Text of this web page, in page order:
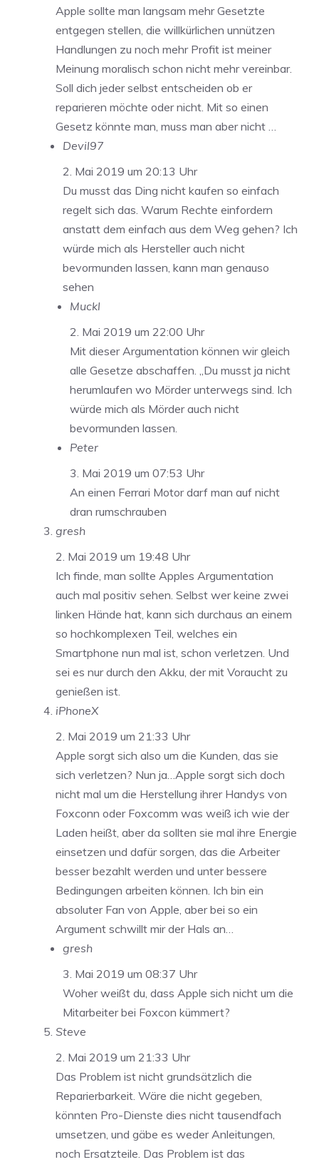
Apple sollte man langsam mehr Gesetzte
entgegen stellen, die willkürlichen unnützen
Handlungen zu noch mehr Profit ist meiner
Meinung moralisch schon nicht mehr vereinbar.
Soll dich jeder selbst entscheiden ob er
reparieren möchte oder nicht. Mit so einen
Gesetz könnte man, muss man aber nicht …
Devil97
2. Mai 2019 um 20:13 Uhr
Du musst das Ding nicht kaufen so einfach
regelt sich das. Warum Rechte einfordern
anstatt dem einfach aus dem Weg gehen? Ich
würde mich als Hersteller auch nicht
bevormunden lassen, kann man genauso
sehen
Muckl
2. Mai 2019 um 22:00 Uhr
Mit dieser Argumentation können wir gleich
alle Gesetze abschaffen. „Du musst ja nicht
herumlaufen wo Mörder unterwegs sind. Ich
würde mich als Mörder auch nicht
bevormunden lassen.
Peter
3. Mai 2019 um 07:53 Uhr
An einen Ferrari Motor darf man auf nicht
dran rumschrauben
gresh
2. Mai 2019 um 19:48 Uhr
Ich finde, man sollte Apples Argumentation
auch mal positiv sehen. Selbst wer keine zwei
linken Hände hat, kann sich durchaus an einem
so hochkomplexen Teil, welches ein
Smartphone nun mal ist, schon verletzen. Und
sei es nur durch den Akku, der mit Voraucht zu
genießen ist.
iPhoneX
2. Mai 2019 um 21:33 Uhr
Apple sorgt sich also um die Kunden, das sie
sich verletzen? Nun ja…Apple sorgt sich doch
nicht mal um die Herstellung ihrer Handys von
Foxconn oder Foxcomm was weiß ich wie der
Laden heißt, aber da sollten sie mal ihre Energie
einsetzen und dafür sorgen, das die Arbeiter
besser bezahlt werden und unter bessere
Bedingungen arbeiten können. Ich bin ein
absoluter Fan von Apple, aber bei so ein
Argument schwillt mir der Hals an…
gresh
3. Mai 2019 um 08:37 Uhr
Woher weißt du, dass Apple sich nicht um die
Mitarbeiter bei Foxcon kümmert?
Steve
2. Mai 2019 um 21:33 Uhr
Das Problem ist nicht grundsätzlich die
Reparierbarkeit. Wäre die nicht gegeben,
könnten Pro-Dienste dies nicht tausendfach
umsetzen, und gäbe es weder Anleitungen,
noch Ersatzteile. Das Problem ist das